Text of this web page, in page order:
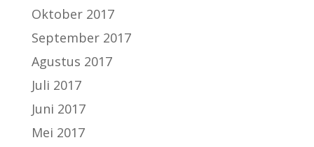
Oktober 2017
September 2017
Agustus 2017
Juli 2017
Juni 2017
Mei 2017